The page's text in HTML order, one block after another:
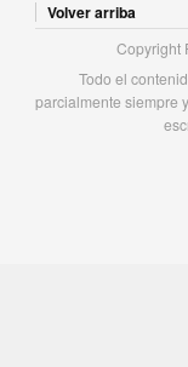
Volver arriba
Copyright
Todo el
parcialmente siempre